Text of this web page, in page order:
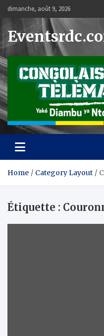
Skip
content
dimanche, août 9, 2026
Home Category Layout
Étiquette :